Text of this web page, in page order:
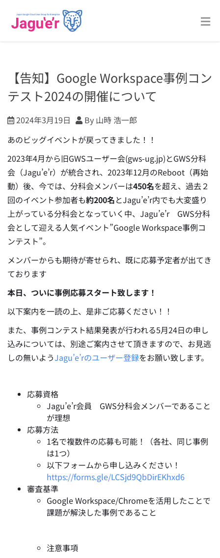
【告知】Google Workspace事例コン
テスト2024の開催について
2024年3月19日
By 山時 浩一郎
あのビッグイベントが戻ってきました！！
2023年4月から旧GWSユーザー会(gws-ug.jp)とGWS分科
会（Jagu’e’r）が統合され、2023年12月のReboot（再始
動）後、今では、分科会メンバーは450名を超え、過去２
回のイベント参加者も約200名とJagu’e’r内でも大変盛り
上がっている分科会となっていく中、Jagu’e’r GWS分科
会として迎える人気イベント”Google Workspace事例コ
ンテスト”。
メンバーからも期待が寄せられ、既に応募予定者が出てき
ております
本日、ついに事例応募スタート致します！
以下案内を一読の上、是非ご応募ください！！
また、事例コンテスト結果発表が行われる5月24日の申し
込みについては、別途ご案内させて頂きますので、お見逃
しの無いようJagu’e’rのユーザー登録をお願い致します。
応募資格
Jagu’e’r会員 GWS分科会メンバーであること
が理想
応募方法
1名で複数件の応募も可能！（各社、同じ事例
は1つ）
以下フォームから申し込みください！
https://forms.gle/LCSjd9QbDirEKhxd6
審査基準
Google Workspace/Chromeを活用したことで
課題が解決した事例であること
注意事項